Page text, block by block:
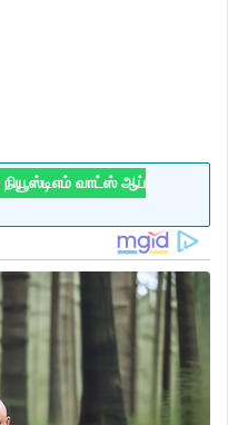
வாட்ஸ் ஆப்